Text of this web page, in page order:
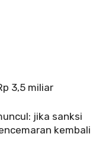
3,5 miliar
jika sanksi
kembali